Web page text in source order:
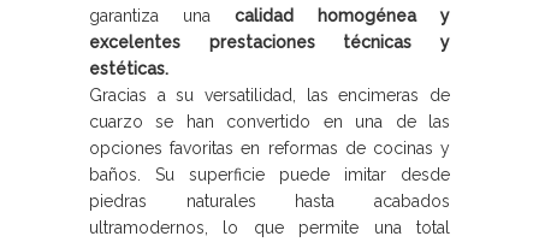
garantiza una calidad homogénea y
excelentes prestaciones técnicas y
estéticas.
Gracias a su versatilidad, las encimeras de
cuarzo se han convertido en una de las
opciones favoritas en reformas de cocinas y
baños. Su superficie puede imitar desde
piedras naturales hasta acabados
ultramodernos, lo que permite una total